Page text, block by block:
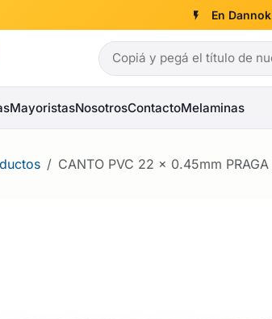
En
MayoristasNosotrosContactoMelaminas
CANTO PVC 22 x 0.45mm PRAGA